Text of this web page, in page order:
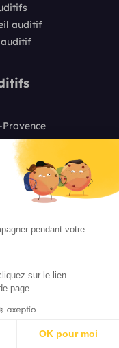
pendant votre
sur le lien
page.
OK pour moi
auditif
2
6
8
16
20